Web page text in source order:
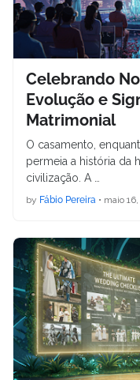
Celebrando
Evolução e
Matrimonial
O casamento,
permeia a história da
civilização. A …
by Fábio Pereira • maio